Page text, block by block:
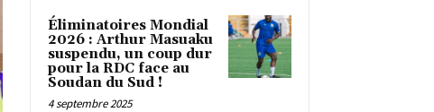
Éliminatoires Mondial
2026 : Arthur Masuaku
suspendu, un coup dur
pour la RDC face au
Soudan du Sud !
4 septembre 2025